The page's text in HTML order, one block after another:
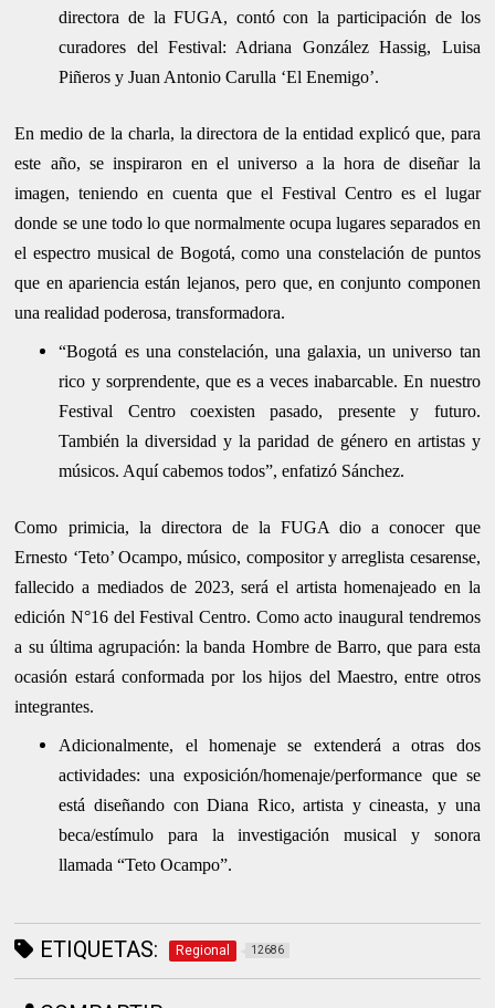
directora de la FUGA, contó con la participación de los
curadores del Festival: Adriana González Hassig, Luisa
Piñeros y Juan Antonio Carulla ‘El Enemigo’.
En medio de la charla, la directora de la entidad explicó que, para
este año, se inspiraron en el universo a la hora de diseñar la
imagen, teniendo en cuenta que el Festival Centro es el lugar
donde se une todo lo que normalmente ocupa lugares separados en
el espectro musical de Bogotá, como una constelación de puntos
que en apariencia están lejanos, pero que, en conjunto componen
una realidad poderosa, transformadora.
“Bogotá es una constelación, una galaxia, un universo tan
rico y sorprendente, que es a veces inabarcable. En nuestro
Festival Centro coexisten pasado, presente y futuro.
También la diversidad y la paridad de género en artistas y
músicos. Aquí cabemos todos”, enfatizó Sánchez.
Como primicia, la directora de la FUGA dio a conocer que
Ernesto ‘Teto’ Ocampo, músico, compositor y arreglista cesarense,
fallecido a mediados de 2023, será el artista homenajeado en la
edición N°16 del Festival Centro. Como acto inaugural tendremos
a su última agrupación: la banda Hombre de Barro, que para esta
ocasión estará conformada por los hijos del Maestro, entre otros
integrantes.
Adicionalmente, el homenaje se extenderá a otras dos
actividades: una exposición/homenaje/performance que se
está diseñando con Diana Rico, artista y cineasta, y una
beca/estímulo para la investigación musical y sonora
llamada “Teto Ocampo”.
ETIQUETAS: Regional 12686